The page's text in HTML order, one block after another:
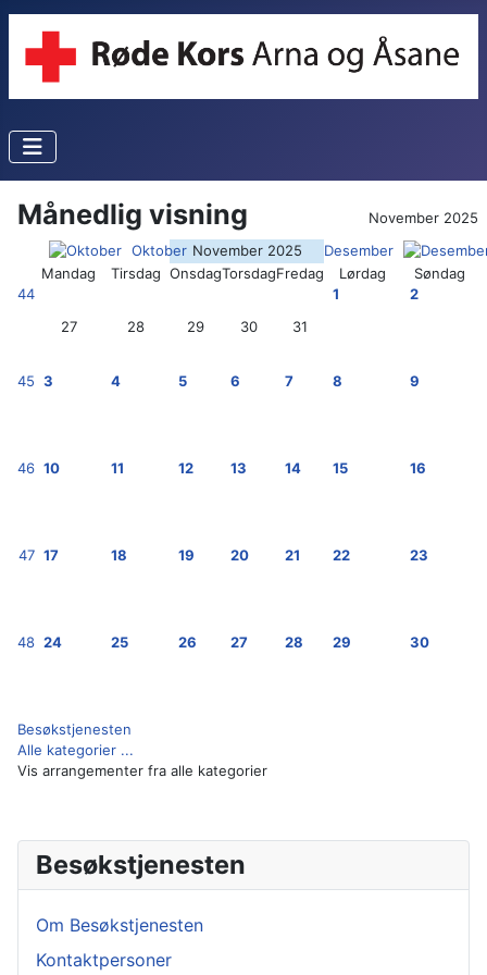
Månedlig visning
November 2025
Oktober November 2025
Desember
Mandag
Tirsdag OnsdagTorsdagFredag Lørdag
Søndag
44
27
28 29 30 31
1 2
45 3 4 5 6 7 8 9
46 10 11 12 13 14 15 16
47 17 18 19 20 21 22 23
48 24 25 26 27 28 29 30
Besøkstjenesten
Alle kategorier ...
Vis arrangementer fra alle kategorier
Besøkstjenesten
Om Besøkstjenesten
Kontaktpersoner